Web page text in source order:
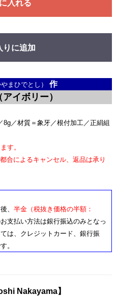
入れる
りに追加
やまひでとし） 作
イボリー）
8g／材質＝象牙／根付加工／正絹組
す。
合によるキャンセル、返品は承り
、 半金（税抜き価格の半額：
支払い方法は銀行振込のみとなっ
は、クレジットカード、銀行振
。
Nakayama】